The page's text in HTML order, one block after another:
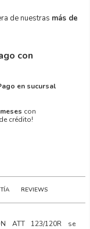
de nuestras más de
con
en sucursal
con
crédito!
REVIEWS
ATT 123/120R se